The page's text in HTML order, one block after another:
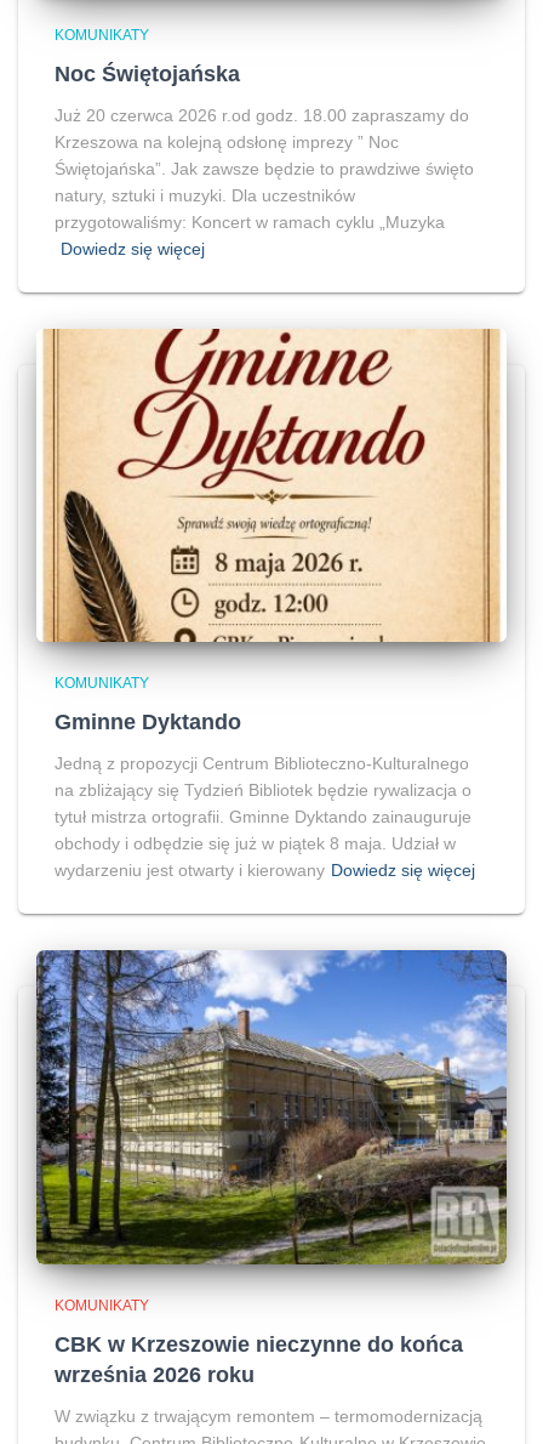
KOMUNIKATY
Noc Świętojańska
Już 20 czerwca 2026 r.od godz. 18.00 zapraszamy do
Krzeszowa na kolejną odsłonę imprezy ” Noc
Świętojańska”. Jak zawsze będzie to prawdziwe święto
natury, sztuki i muzyki. Dla uczestników
przygotowaliśmy: Koncert w ramach cyklu „Muzyka
Dowiedz się więcej
KOMUNIKATY
Gminne Dyktando
Jedną z propozycji Centrum Biblioteczno-Kulturalnego
na zbliżający się Tydzień Bibliotek będzie rywalizacja o
tytuł mistrza ortografii. Gminne Dyktando zainauguruje
obchody i odbędzie się już w piątek 8 maja. Udział w
wydarzeniu jest otwarty i kierowany Dowiedz się więcej
KOMUNIKATY
CBK w Krzeszowie nieczynne do końca
września 2026 roku
W związku z trwającym remontem – termomodernizacją